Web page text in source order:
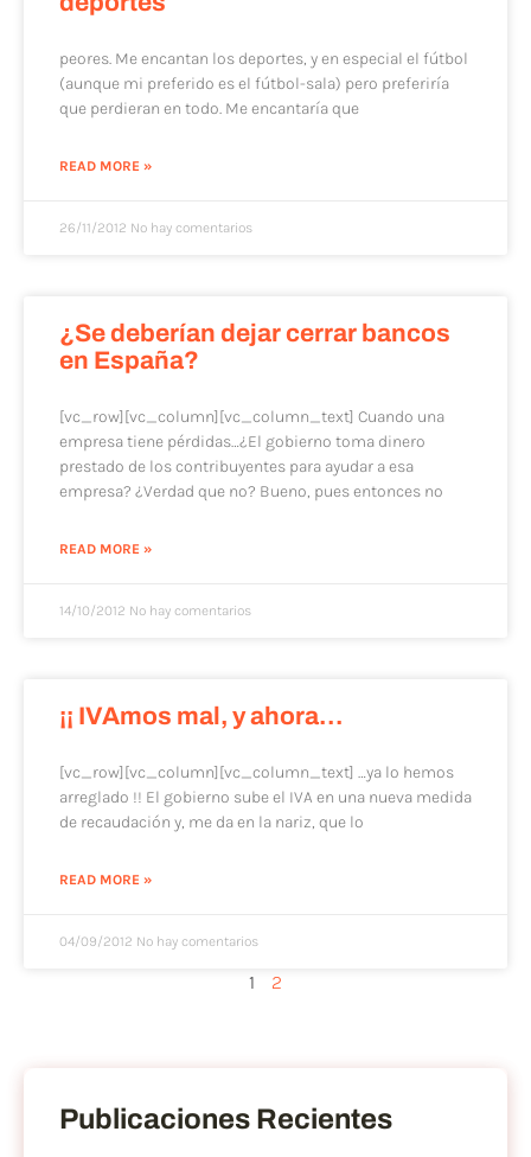
peores. Me encantan los deportes, y en especial el fútbol
(aunque mi preferido es el fútbol-sala) pero preferiría
que perdieran en todo. Me encantaría que
READ MORE »
26/11/2012 No hay comentarios
¿Se deberían dejar cerrar bancos
en España?
[vc_row][vc_column][vc_column_text] Cuando una
empresa tiene pérdidas…¿El gobierno toma dinero
prestado de los contribuyentes para ayudar a esa
empresa? ¿Verdad que no? Bueno, pues entonces no
READ MORE »
14/10/2012 No hay comentarios
¡¡ IVAmos mal, y ahora…
[vc_row][vc_column][vc_column_text] …ya lo hemos
arreglado !! El gobierno sube el IVA en una nueva medida
de recaudación y, me da en la nariz, que lo
READ MORE »
04/09/2012 No hay comentarios
1 2
Publicaciones Recientes